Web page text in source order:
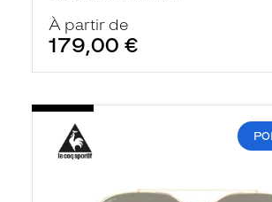
À partir de
179,00 €